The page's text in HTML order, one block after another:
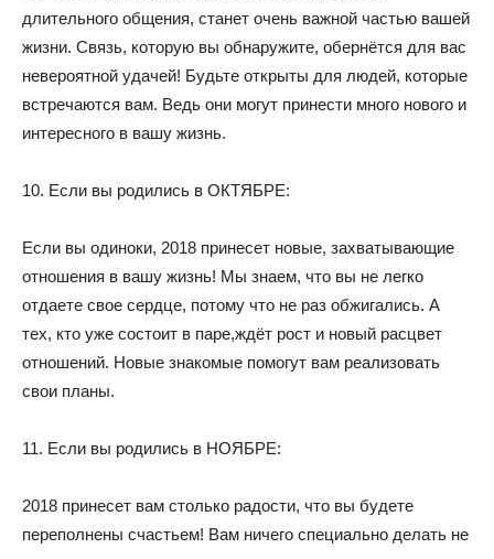
длительного общения, станет очень важной частью вашей
жизни. Связь, которую вы обнаружите, обернётся для вас
невероятной удачей! Будьте открыты для людей, которые
встречаются вам. Ведь они могут принести много нового и
интересного в вашу жизнь.
10. Если вы родились в ОКТЯБРЕ:
Если вы одиноки, 2018 принесет новые, захватывающие
отношения в вашу жизнь! Мы знаем, что вы не легко
отдаете свое сердце, потому что не раз обжигались. А
тех, кто уже состоит в паре,ждёт рост и новый расцвет
отношений. Новые знакомые помогут вам реализовать
свои планы.
11. Если вы родились в НОЯБРЕ:
2018 принесет вам столько радости, что вы будете
переполнены счастьем! Вам ничего специально делать не